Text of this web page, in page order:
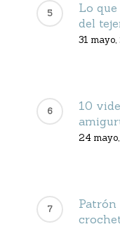
Lo
del
31
10
24
Patrón